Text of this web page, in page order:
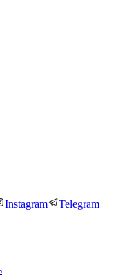
Instagram Telegram